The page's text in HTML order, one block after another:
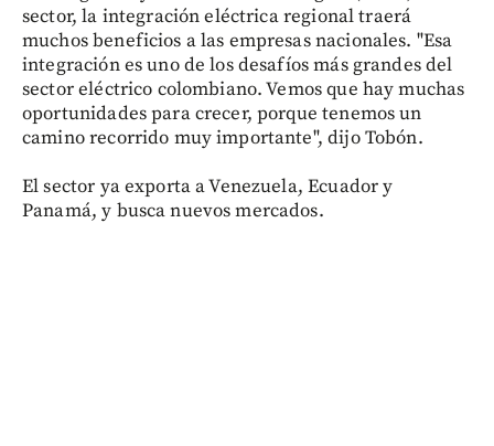
sector, la integración eléctrica regional traerá
muchos beneficios a las empresas nacionales. "Esa
integración es uno de los desafíos más grandes del
sector eléctrico colombiano. Vemos que hay muchas
oportunidades para crecer, porque tenemos un
camino recorrido muy importante", dijo Tobón.
El sector ya exporta a Venezuela, Ecuador y
Panamá, y busca nuevos mercados.